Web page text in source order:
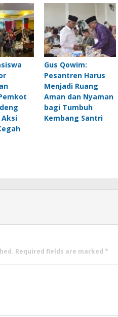
Aksi
Gus Qowim:
Pesantren Harus
Menjadi Ruang
Aman dan Nyaman
bagi Tumbuh
Kembang Santri
Required fields are marked *